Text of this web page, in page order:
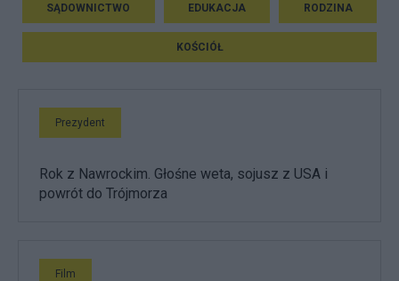
SĄDOWNICTWO EDUKACJA RODZINA
KOŚCIÓŁ
Prezydent
Rok z Nawrockim. Głośne weta, sojusz z USA i
powrót do Trójmorza
Film